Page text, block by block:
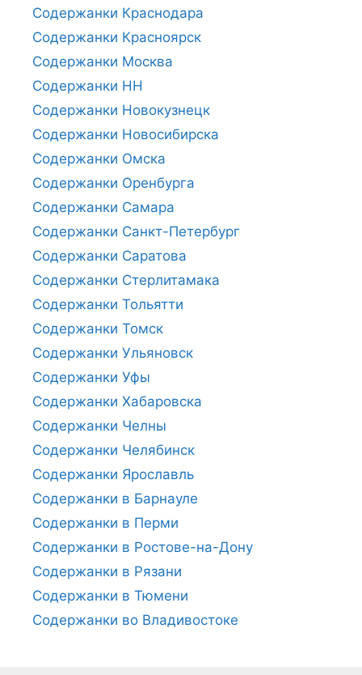
Содержанки Краснодара
Содержанки Красноярск
Содержанки Москва
Содержанки НН
Содержанки Новокузнецк
Содержанки Новосибирска
Содержанки Омска
Содержанки Оренбурга
Содержанки Самара
Содержанки Санкт-Петербург
Содержанки Саратова
Содержанки Стерлитамака
Содержанки Тольятти
Содержанки Томск
Содержанки Ульяновск
Содержанки Уфы
Содержанки Хабаровска
Содержанки Челны
Содержанки Челябинск
Содержанки Ярославль
Содержанки в Барнауле
Содержанки в Перми
Содержанки в Ростове-на-Дону
Содержанки в Рязани
Содержанки в Тюмени
Содержанки во Владивостоке